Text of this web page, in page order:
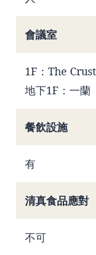
會議室
1F：The
地下1F：一蘭
餐飲設施
有
清真食品應對
不可